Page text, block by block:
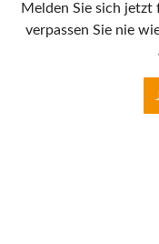
Melden Sie sich jetzt
verpassen Sie nie